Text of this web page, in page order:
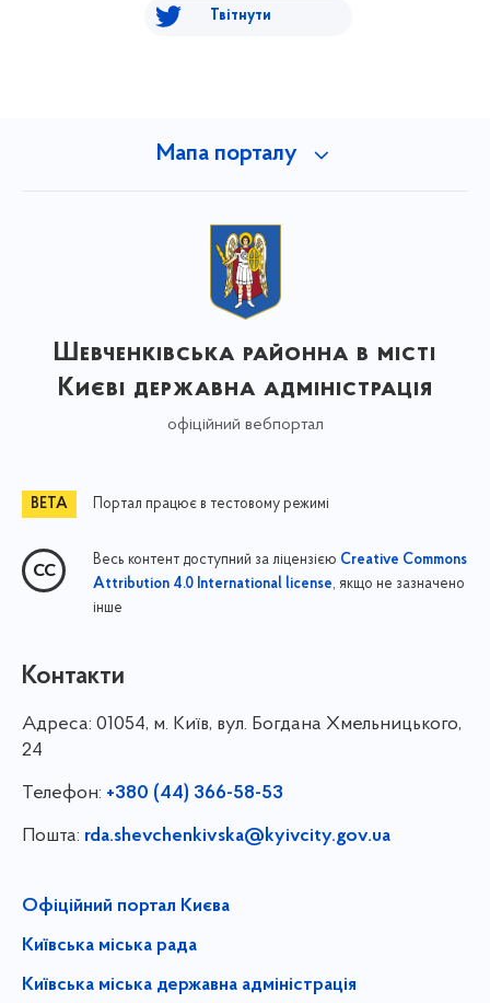
Твітнути
Мапа порталу
Шевченківська районна в місті
Києві державна адміністрація
офіційний вебпортал
Портал працює в тестовому режимі
Весь контент доступний за ліцензією Creative Commons
Attribution 4.0 International license, якщо не зазначено
інше
Контакти
Адреса: 01054, м. Київ, вул. Богдана Хмельницького,
24
Телефон: +380 (44) 366-58-53
Пошта: rda.shevchenkivska@kyivcity.gov.ua
Офіційний портал Києва
Київська міська рада
Київська міська державна адміністрація